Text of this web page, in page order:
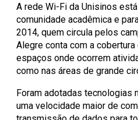
A rede Wi-Fi da Unisinos
comunidade acadêmica e
2014, quem circula pelos
Alegre conta com a
espaços onde ocorrem
como nas áreas de grande
Foram adotadas tecnologias
uma velocidade maior de